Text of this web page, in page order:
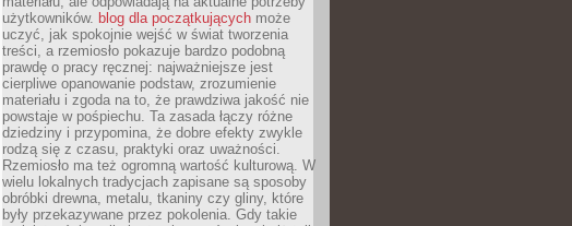
użytkowników. blog dla początkujących może
uczyć, jak spokojnie wejść w świat tworzenia
treści, a rzemiosło pokazuje bardzo podobną
prawdę o pracy ręcznej: najważniejsze jest
cierpliwe opanowanie podstaw, zrozumienie
materiału i zgoda na to, że prawdziwa jakość nie
powstaje w pośpiechu. Ta zasada łączy różne
dziedziny i przypomina, że dobre efekty zwykle
rodzą się z czasu, praktyki oraz uważności.
Rzemiosło ma też ogromną wartość kulturową. W
wielu lokalnych tradycjach zapisane są sposoby
obróbki drewna, metalu, tkaniny czy gliny, które
były przekazywane przez pokolenia. Gdy takie